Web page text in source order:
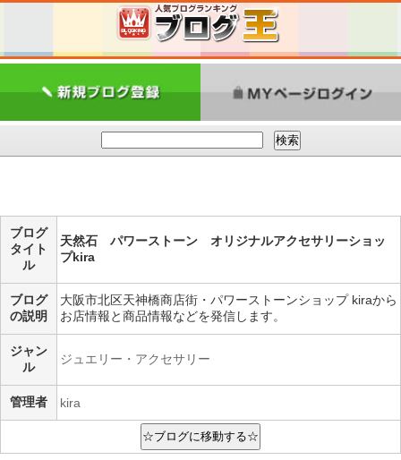
ブログ
タイト
ル
天然石 パワーストーン オリジナルアクセサリーショッ
プkira
ブログ
の説明
大阪市北区天神橋商店街・パワーストーンショップ kiraから
お店情報と商品情報などを発信します。
ジャン
ル
ジュエリー・アクセサリー
管理者 kira